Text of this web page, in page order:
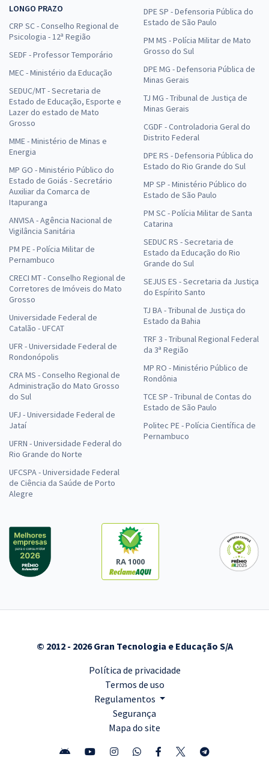
LONGO PRAZO
CRP SC - Conselho Regional de
Psicologia - 12ª Região
SEDF - Professor Temporário
MEC - Ministério da Educação
SEDUC/MT - Secretaria de
Estado de Educação, Esporte e
Lazer do estado de Mato
Grosso
MME - Ministério de Minas e
Energia
MP GO - Ministério Público do
Estado de Goiás - Secretário
Auxiliar da Comarca de
Itapuranga
ANVISA - Agência Nacional de
Vigilância Sanitária
PM PE - Polícia Militar de
Pernambuco
CRECI MT - Conselho Regional de
Corretores de Imóveis do Mato
Grosso
Universidade Federal de
Catalão - UFCAT
UFR - Universidade Federal de
Rondonópolis
CRA MS - Conselho Regional de
Administração do Mato Grosso
do Sul
UFJ - Universidade Federal de
Jataí
UFRN - Universidade Federal do
Rio Grande do Norte
UFCSPA - Universidade Federal
de Ciência da Saúde de Porto
Alegre
DPE SP - Defensoria Pública do
Estado de São Paulo
PM MS - Polícia Militar de Mato
Grosso do Sul
DPE MG - Defensoria Pública de
Minas Gerais
TJ MG - Tribunal de Justiça de
Minas Gerais
CGDF - Controladoria Geral do
Distrito Federal
DPE RS - Defensoria Pública do
Estado do Rio Grande do Sul
MP SP - Ministério Público do
Estado de São Paulo
PM SC - Polícia Militar de Santa
Catarina
SEDUC RS - Secretaria de
Estado da Educação do Rio
Grande do Sul
SEJUS ES - Secretaria da Justiça
do Espírito Santo
TJ BA - Tribunal de Justiça do
Estado da Bahia
TRF 3 - Tribunal Regional Federal
da 3ª Região
MP RO - Ministério Público de
Rondônia
TCE SP - Tribunal de Contas do
Estado de São Paulo
Politec PE - Polícia Científica de
Pernambuco
RA 1000
© 2012 - 2026 Gran Tecnologia e Educação S/A
Política de privacidade
Termos de uso
Regulamentos
Segurança
Mapa do site